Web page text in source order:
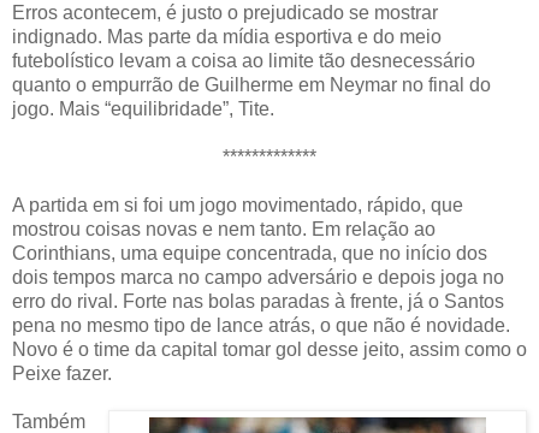
Erros acontecem, é justo o prejudicado se mostrar
indignado. Mas parte da mídia esportiva e do meio
futebolístico levam a coisa ao limite tão desnecessário
quanto o empurrão de Guilherme em Neymar no final do
jogo. Mais “equilibridade”, Tite.
*************
A partida em si foi um jogo movimentado, rápido, que
mostrou coisas novas e nem tanto. Em relação ao
Corinthians, uma equipe concentrada, que no início dos
dois tempos marca no campo adversário e depois joga no
erro do rival. Forte nas bolas paradas à frente, já o Santos
pena no mesmo tipo de lance atrás, o que não é novidade.
Novo é o time da capital tomar gol desse jeito, assim como o
Peixe fazer.
Também